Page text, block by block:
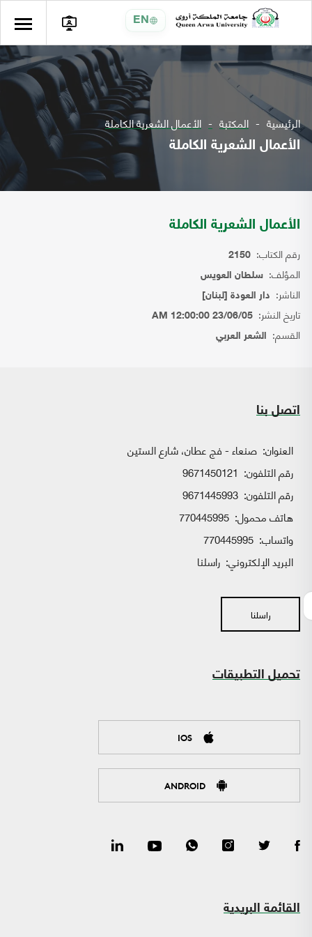
EN
الرئيسية المكتبة الأعمال الشعرية الكاملة
الأعمال الشعرية الكاملة
الأعمال الشعرية الكاملة
رقم الكتاب: 2150
المؤلف: سلطان العويس
الناشر: دار العودة [لبنان]
تاريخ النشر: 23/06/05 12:00:00 AM
القسم: الشعر العربي
اتصل بنا
العنوان: صنعاء - فج عطان، شارع الستين
رقم التلفون: 9671450121
رقم التلفون: 9671445993
هاتف محمول: 770445995
واتساب:
البريد الإلكتروني: راسلنا
راسلنا
تحميل التطبيقات
IOS
ANDROID
القائمة البريدية